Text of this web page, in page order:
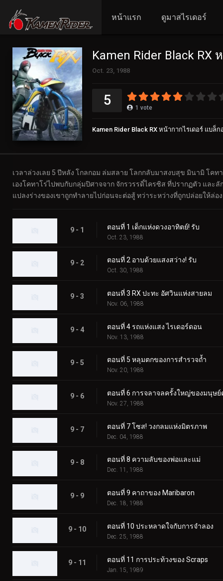
หน้าแรก ดูมาสไรเดอร์
Kamen Rider Black RX
Oct. 23, 1988
5 1 vote
Kamen Rider Black RX หน้ากากไรเดอร์ แบล็ก
เวลาล่วงเลย 5 ปีหลัง โกลกอม ล่มสลาย โลกกลับมาสงบสุข มินามิ โ
เองโคทาโร่ไปพบกับกลุ่มปิศาจจาก จักรวรรดิ์ไครซิส ที่ปรากฏตัว แล
แปลงร่างของเขาถูกทำลายไปก่อนจะต่อสู้ ทว่าระหว่างที่ถูกปล่อยให้ล่
9 - 1 ตอนที่ 1 เด็กแห่งดวงอาทิตย์! รับ
Oct. 23, 1988
9 - 2 ตอนที่ 2 อาบด้วยแสงสว่าง! รับ
Oct. 30, 1988
9 - 3 ตอนที่ 3 RX ปะทะ อัศวินแห่งสายลม
Nov. 06, 1988
9 - 4 ตอนที่ 4 รถแห่งแสง ไรเดอร์ดอน
Nov. 13, 1988
9 - 5 ตอนที่ 5 หลุมตกของการสำรวจถ้ำ
Nov. 20, 1988
9 - 6 ตอนที่ 6 การจลาจลครั้งใหญ่ของมนุษย์
Nov. 27, 1988
9 - 7 ตอนที่ 7 โซส! วงกลมแห่งมิตรภาพ
Dec. 04, 1988
9 - 8 ตอนที่ 8 ความลับของพ่อและแม่
Dec. 11, 1988
9 - 9 ตอนที่ 9 คาถาของ Maribaron
Dec. 18, 1988
9 - 10 ตอนที่ 10 ประหลาดใจกับการจำลอง
Dec. 25, 1988
9 - 11 ตอนที่ 11 การประท้วงของ Scraps
Jan. 15, 1989